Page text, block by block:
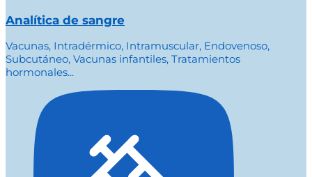
Analítica de sangre
Vacunas, Intradérmico, Intramuscular, Endovenoso,
Subcutáneo, Vacunas infantiles, Tratamientos
hormonales...